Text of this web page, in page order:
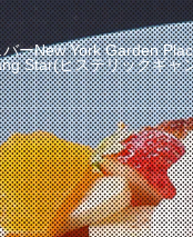
ーNew York Garden
Star(ヒステリックギャ